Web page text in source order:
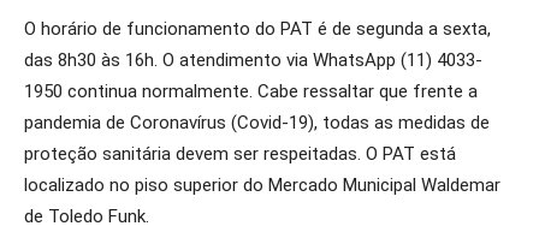
O horário de funcionamento do PAT é de segunda a sexta,
das 8h30 às 16h. O atendimento via WhatsApp (11) 4033-
1950 continua normalmente. Cabe ressaltar que frente a
pandemia de Coronavírus (Covid-19), todas as medidas de
proteção sanitária devem ser respeitadas. O PAT está
localizado no piso superior do Mercado Municipal Waldemar
de Toledo Funk.